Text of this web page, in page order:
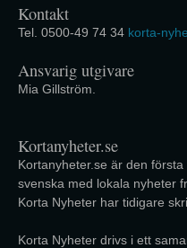
Kontakt
Tel. 0500-49 74 34 korta-
Ansvarig utgivare
Mia Gillström.
Kortanyheter.se
Kortanyheter.se är den
svenska med lokala nyheter
Korta Nyheter har tidigare
Korta Nyheter drivs i ett